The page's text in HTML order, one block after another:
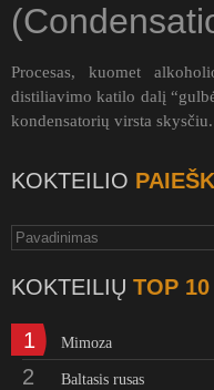
Procesas, kuomet
distiliavimo katilo dalį
kondensatorių virsta skysčiu.
KOKTEILIO
KOKTEILIŲ TOP 10
1 Mimoza
2 Baltasis rusas